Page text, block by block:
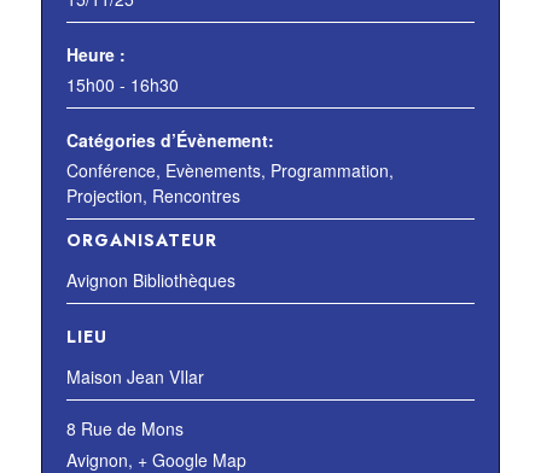
Heure :
15h00 - 16h30
Catégories d’Évènement:
Conférence, Evènements, Programmation,
Projection, Rencontres
ORGANISATEUR
Avignon Bibliothèques
LIEU
Maison Jean VIlar
8 Rue de Mons
Avignon, + Google Map